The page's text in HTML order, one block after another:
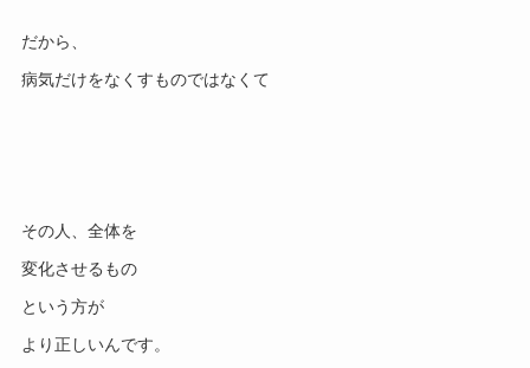
だから、
その人、全体を
変化させるもの
という方が